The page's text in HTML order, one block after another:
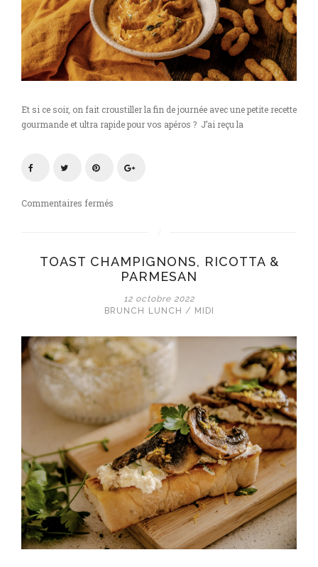
Et si ce soir, on fait croustiller la fin de journée avec une petite recette
gourmande et ultra rapide pour vos apéros ? J’ai reçu la
Commentaires fermés
butternut
TOAST CHAMPIGNONS, RICOTTA &
PARMESAN
12 octobre 2022
BRUNCH
LUNCH / MIDI